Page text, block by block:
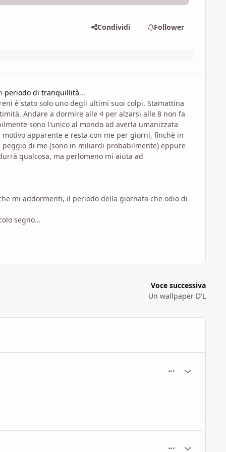
Condividi Follower
periodo di tranquillità...
è stato solo uno degli ultimi suoi colpi. Stamattina
Andare a dormire alle 4 per alzarsi alle 8 non fa
sono l'unico al mondo ad averla umanizzata
apparente e resta con me per giorni, finchè in
di me (sono in miliardi probabilmente) eppure
qualcosa, ma perlomeno mi aiuta ad
mi addormenti, il periodo della giornata che odio di
segno...
Voce successiva
Un wallpaper D'L